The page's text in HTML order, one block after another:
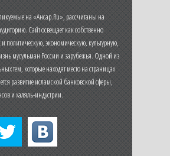
на «Ансар.Ru», рассчитаны на
Сайт освещает как собственно
и политическую, экономическую, культурную,
мусульман России и зарубежья. Одной из
тем, которые находят место на страницах
развитие исламской банковской сферы,
и халяль-индустрии.